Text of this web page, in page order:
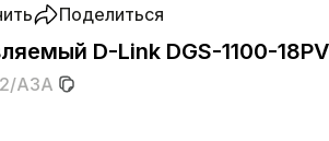
Поделиться
D-Link DGS-1100-
A3A